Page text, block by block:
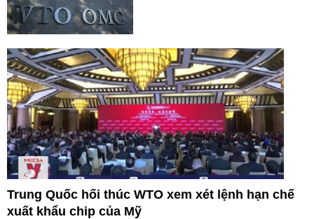
Trung Quốc hối thúc WTO xem xét lệnh hạn chế
xuất khẩu chip của Mỹ